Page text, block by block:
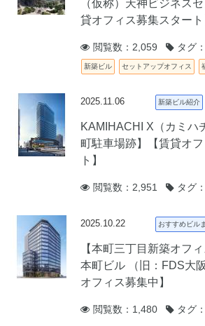
（仮称）天神ビジネス
貸オフィス募集スタート
閲覧数：2,059 タグ：
新築ビル セットアップオフィス
2025.11.06 新築ビル紹介
KAMIHACHI X（カミハ
町駐車場跡】【賃貸オ
ト】
閲覧数：2,951 タグ：
2025.10.22 おすすめビル
【本町三丁目新築オフ
本町ビル （旧：FDS大
オフィス募集中】
閲覧数：1,480 タグ：